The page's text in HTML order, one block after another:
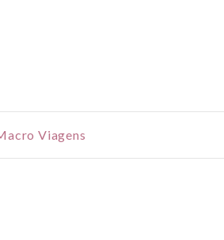
Viagens